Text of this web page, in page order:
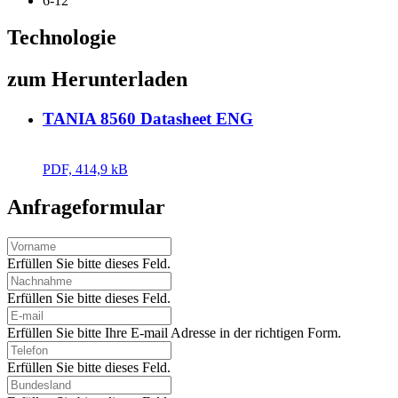
Technologie
zum Herunterladen
TANIA 8560 Datasheet ENG
PDF, 414,9 kB
Anfrageformular
Erfüllen Sie bitte dieses Feld.
Erfüllen Sie bitte dieses Feld.
Erfüllen Sie bitte Ihre E-mail Adresse in der richtigen Form.
Erfüllen Sie bitte dieses Feld.